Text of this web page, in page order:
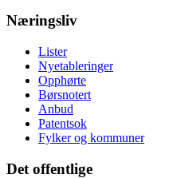
Næringsliv
Lister
Nyetableringer
Opphørte
Børsnotert
Anbud
Patentsok
Fylker og kommuner
Det offentlige